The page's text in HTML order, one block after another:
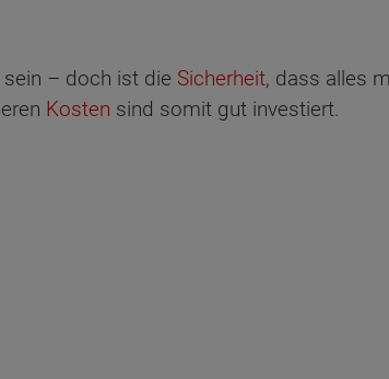
– doch ist die Sicherheit, dass alles
Kosten sind somit gut investiert.